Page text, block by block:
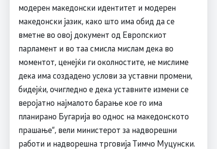
модерен македонски идентитет и модерен
македонски јазик, како што има обид да се
вметне во овој документ од Европскиот
парламент и во таа смисла мислам дека во
моментот, ценејќи ги околностите, не мислиме
дека има создадено услови за уставни промени,
бидејќи, очигледно е дека уставните измени се
веројатно најмалото барање кое го има
планирано Бугарија во однос на македонското
прашање“, вели министерот за надворешни
работи и надворешна трговија Тимчо Муцунски.